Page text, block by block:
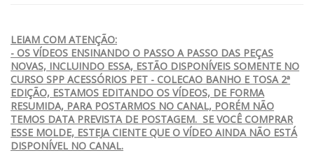
LEIAM COM ATENÇÃO:
- OS VÍDEOS ENSINANDO O PASSO A PASSO DAS PEÇAS
NOVAS, INCLUINDO ESSA, ESTÃO DISPONÍVEIS SOMENTE NO
CURSO SPP ACESSÓRIOS PET - COLECAO BANHO E TOSA 2ª
EDIÇÃO, ESTAMOS EDITANDO OS VÍDEOS, DE FORMA
RESUMIDA, PARA POSTARMOS NO CANAL, PORÉM NÃO
TEMOS DATA PREVISTA DE POSTAGEM. SE VOCÊ COMPRAR
ESSE MOLDE, ESTEJA CIENTE QUE O VÍDEO AINDA NÃO ESTÁ
DISPONÍVEL NO CANAL.